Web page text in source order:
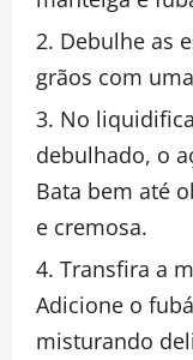
Debulhe as
grãos com
No
debulhado, o
Bata bem até
e cremosa.
Transfira a
Adicione o
misturando